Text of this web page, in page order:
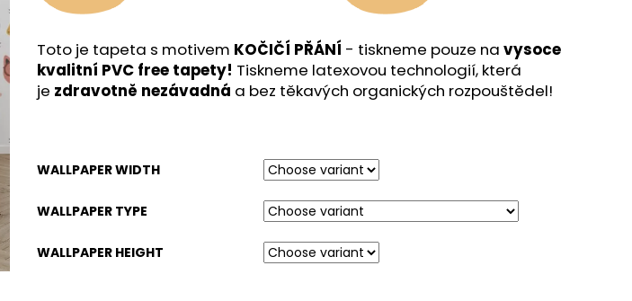
Toto je tapeta s motivem KOČIČÍ PŘÁNÍ - tiskneme pouze na vysoce
kvalitní PVC free tapety! Tiskneme latexovou technologií, která
je zdravotně nezávadná a bez těkavých organických rozpouštědel!
WALLPAPER WIDTH
WALLPAPER TYPE
WALLPAPER HEIGHT